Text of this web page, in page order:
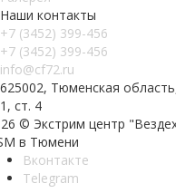
Наши контакты
+7 (3452) 399-456
+7 (3452) 399-456
info@cf72.ru
625002, Тюменская
1, ст. 4
© Экстрим центр
в Тюмени
Вконтакте
Telegram